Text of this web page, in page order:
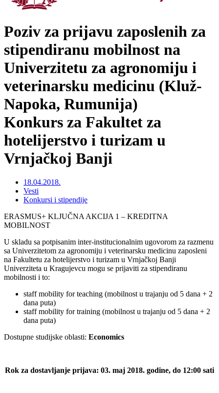
Poziv za prijavu zaposlenih za
stipendiranu mobilnost na
Univerzitetu za agronomiju i
veterinarsku medicinu (Kluž-
Napoka, Rumunija)
Konkurs za Fakultet za
hotelijerstvo i turizam u
Vrnjačkoj Banji
18.04.2018.
Vesti
Konkursi i stipendije
ERASMUS+ KLJUČNA AKCIJA 1 – KREDITNA
MOBILNOST
U skladu sa potpisanim inter-institucionalnim ugovorom za razmenu
sa Univerzitetom za agronomiju i veterinarsku medicinu zaposleni
na Fakultetu za hotelijerstvo i turizam u Vrnjačkoj Banji
Univerziteta u Kragujevcu mogu se prijaviti za stipendiranu
mobilnosti i to:
staff mobility for teaching (mobilnost u trajanju od 5 dana + 2
dana puta)
staff mobility for training (mobilnost u trajanju od 5 dana + 2
dana puta)
Dostupne studijske oblasti: Economics
Rok za dostavljanje prijava: 03. maj 2018. godine, do 12:00 sati